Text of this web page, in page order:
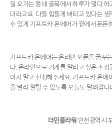
일 오가는 동네 골목에서 하루가 멀다
더라고요. 다들 힘들게 버티고 있다는
수 있게 기프트카 온에어가 곁에서 든든
기프트카 온에어는 온라인 오픈을 꿈꾸
다. 온라인으로 가게를 알리고 싶은 소
이지 말고 신청해주세요. 기프트카 온에
을 널리 알릴 수 있도록 오늘도 달려갑니
더민플라워 인천광역시